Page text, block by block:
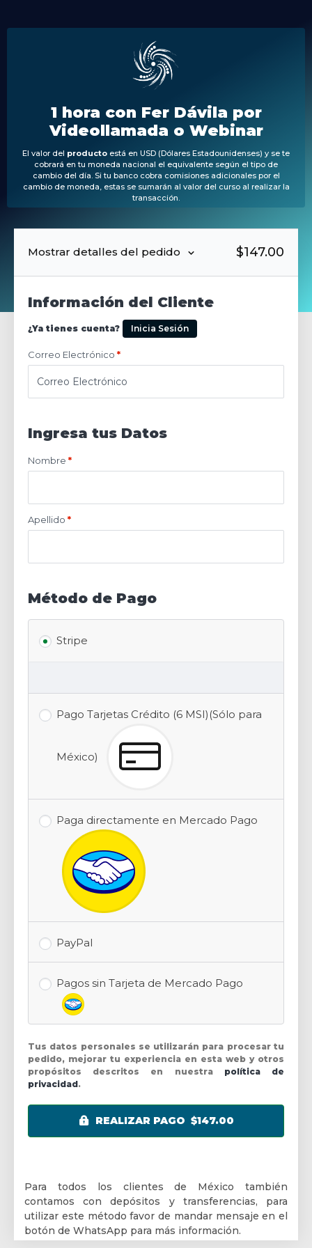
1 hora con Fer Dávila por
Videollamada o Webinar
El valor del producto está en USD (Dólares Estadounidenses) y se te
cobrará en tu moneda nacional el equivalente según el tipo de
cambio del día. Si tu banco cobra comisiones adicionales por el
cambio de moneda, estas se sumarán al valor del curso al realizar la
transacción.
Mostrar detalles del pedido $147.00
Información del Cliente
¿Ya tienes cuenta? Inicia Sesión
Correo Electrónico *
Ingresa tus Datos
Nombre *
Apellido *
Método de Pago
Stripe
Pago Tarjetas Crédito (6 MSI)(Sólo para
México)
Paga directamente en Mercado Pago
PayPal
Pagos sin Tarjeta de Mercado Pago
Tus datos personales se utilizarán para procesar tu
pedido, mejorar tu experiencia en esta web y otros
propósitos descritos en nuestra política de
privacidad.
REALIZAR PAGO $147.00
Para todos los clientes de México también
contamos con depósitos y transferencias, para
utilizar este método favor de mandar mensaje en el
botón de WhatsApp para más información.